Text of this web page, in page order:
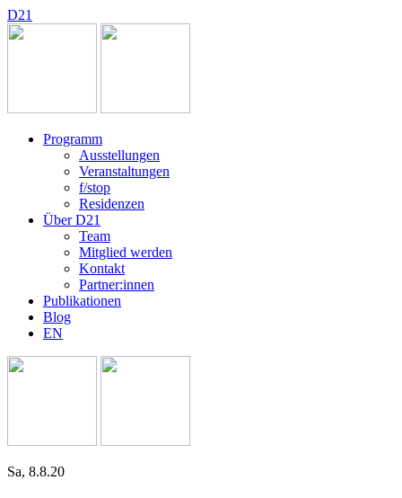
D21
Programm
Ausstellungen
Veranstaltungen
f/stop
Residenzen
Über D21
Team
Mitglied werden
Kontakt
Partner:innen
Publikationen
Blog
EN
Sa, 8.8.20